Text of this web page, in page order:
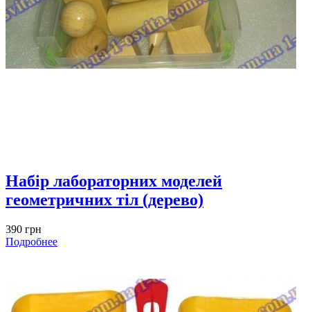
Набір лабораторних моделей
геометричних тіл (дерево)
390 грн
Подробнее